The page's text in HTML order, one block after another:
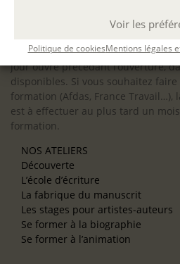
Voir les
Politique de cookiesMentions légales
supports, accessibilité de nos
inscriptions à nos activités sont
jour ouvré précédant l’ouverture,
disponibles. Si vous souhaitez
formation (Afdas, France Travail…),
est à effectuer au plus tard un
formation.
NOS ATELIERS
Découverte
L’école d’écriture
La fabrique du manuscrit
Les stages pour artistes-auteurs
Se former à la biographie
Se former à l’animation